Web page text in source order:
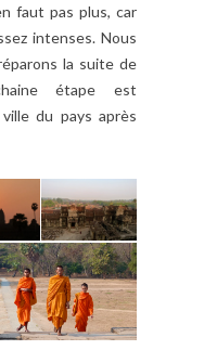
faut pas plus, car
intenses. Nous
la suite de
étape est
du pays après